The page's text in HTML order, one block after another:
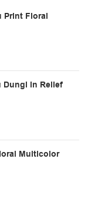
Print Floral
Dungi in Relief
Multicolor